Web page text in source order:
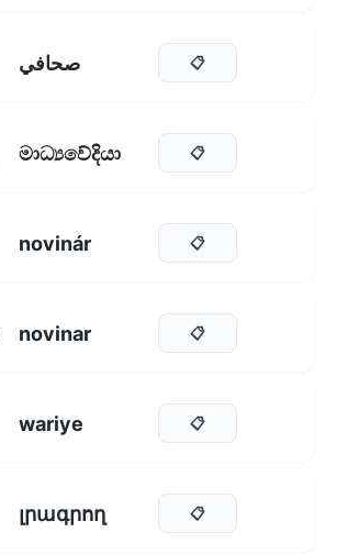
صحافي 📋
මාධ්‍යවේදියා 📋
novinár 📋
novinar 📋
wariye 📋
լրագրող 📋